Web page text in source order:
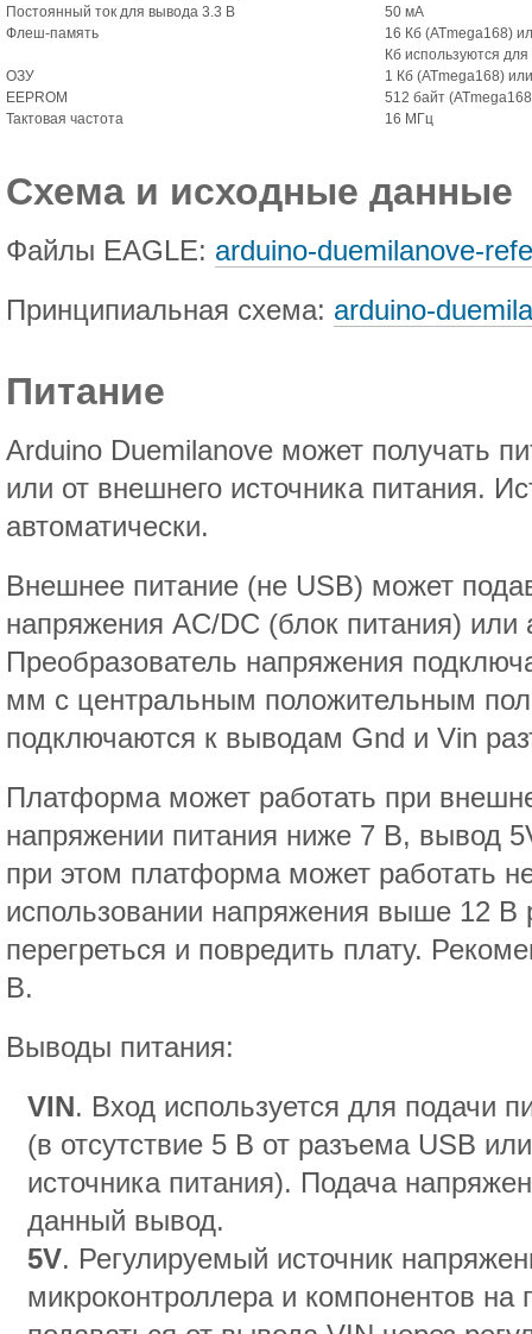
Постоянный ток для вывода 3.3 В
50 мА
Флеш-память
16 Кб (ATmega168)
Кб используются для
ОЗУ
1 Кб (ATmega168)
EEPROM
512 байт
Тактовая частота
16 МГц
Схема и исходные данные
Файлы EAGLE: arduino-duemilanove-
Принципиальная схема: arduino-
Питание
Arduino Duemilanove может получать
или от внешнего источника питания.
автоматически.
Внешнее питание (не USB) может
напряжения AC/DC (блок питания) или
Преобразователь напряжения
мм с центральным положительным
подключаются к выводам Gnd и Vin
Платформа может работать при
напряжении питания ниже 7 В, вывод
при этом платформа может работать
использовании напряжения выше 12 В
перегреться и повредить плату.
В.
Выводы питания:
VIN. Вход используется для подачи
(в отсутствие 5 В от разъема USB
источника питания). Подача
данный вывод.
5V. Регулируемый источник
микроконтроллера и компонентов на